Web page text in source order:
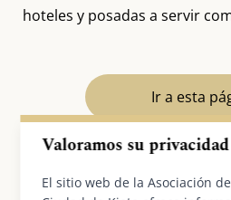
Valoramos su privacidad
El sitio web de la Asociación
hoteles y posadas a servir
Ir a esta
Qibla